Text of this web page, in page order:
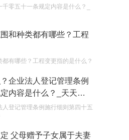
贸易时，相关当事人的
零五十一条规定内容是什么？_
和种类都有哪些？工程
有哪些？工程变更指的是什么？
企业法人登记管理条例
内容是什么？_天天精
登记管理条例施行细则第四十五
父母赠予子女属于夫妻